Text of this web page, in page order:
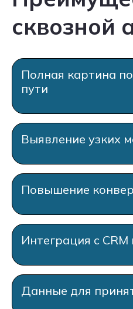
сквозной
Полная картина
пути
Выявление узких
Повышение
Интеграция с
Данные для